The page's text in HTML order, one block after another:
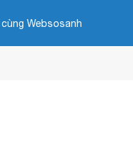
Websosanh